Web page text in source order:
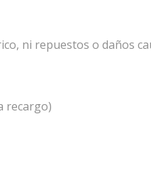
ni repuestos o daños
recargo)